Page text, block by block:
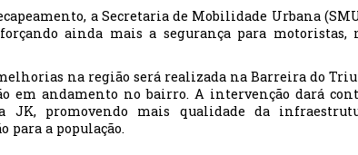
a Secretaria de Mobilidade Urbana
ainda mais a segurança para motoristas,
na região será realizada na Barreira do
em andamento no bairro. A intervenção dará
JK, promovendo mais qualidade da
para a população.